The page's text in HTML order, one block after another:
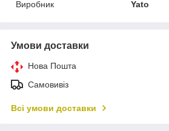
Виробник
Yato
Умови доставки
Нова Пошта
Самовивіз
Всі умови доставки